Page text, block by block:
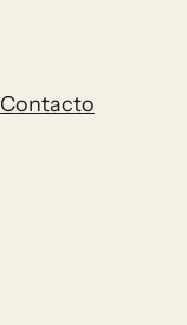
Contacto